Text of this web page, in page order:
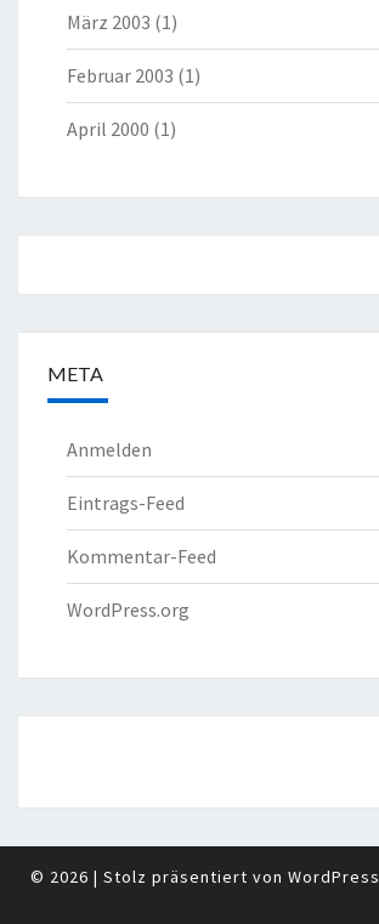
März 2003 (1)
Februar 2003 (1)
April 2000 (1)
META
Anmelden
Eintrags-Feed
Kommentar-Feed
WordPress.org
© 2026 | Stolz präsentiert von WordPress